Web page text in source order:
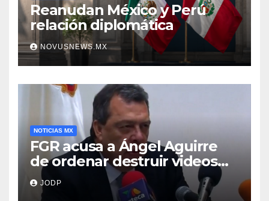
Reanudan México y Perú
relación diplomática
NOVUSNEWS.MX
NOTICIAS MX
FGR acusa a Ángel Aguirre
de ordenar destruir videos
clave del caso Ayotzinapa
JODP